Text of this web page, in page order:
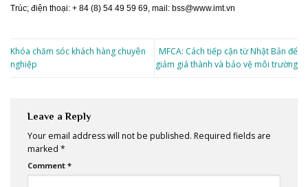
Trúc; điện thoại: + 84 (8) 54 49 59 69, mail: bss@www.imt.vn
Khóa chăm sóc khách hàng chuyên
nghiệp
MFCA: Cách tiếp cận từ Nhật Bản để
giảm giá thành và bảo vệ môi trường
Leave a Reply
Your email address will not be published. Required fields are
marked *
Comment *